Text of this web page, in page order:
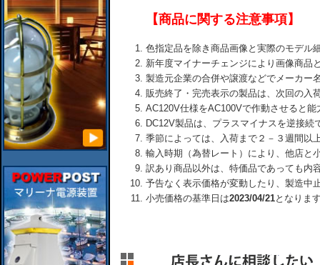
【商品に関する注意事項】
色指定品を除き商品画像と実際のモデル
新年度マイナーチェンジにより画像商品
製造元企業の合併や譲渡などでメーカー
販売終了・完売表示の製品は、次回の入
AC120V仕様をAC100Vで作動させると
DC12V製品は、プラスマイナスを逆接
季節によっては、入荷まで２－３週間以
輸入時期（為替レート）により、他店と
訳あり商品以外は、特価品であっても内
予告なく表示価格が変動したり、製造中
小売価格の基準日は2023/04/21となりま